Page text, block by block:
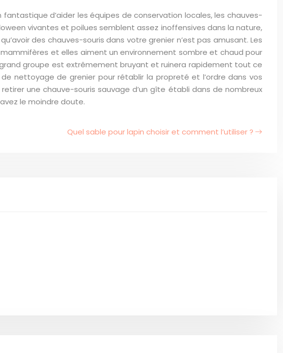
d’aider les équipes de conservation locales, les chauves-
vivantes et poilues semblent assez inoffensives dans la nature,
des chauves-souris dans votre grenier n’est pas amusant. Les
et elles aiment un environnement sombre et chaud pour
groupe est extrêmement bruyant et ruinera rapidement tout ce
nettoyage de grenier pour rétablir la propreté et l’ordre dans vos
une chauve-souris sauvage d’un gîte établi dans de nombreux
le moindre doute.
Quel sable pour lapin choisir et comment l’utiliser ?